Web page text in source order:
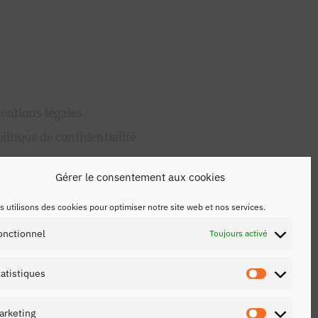
Gérer le consentement aux cookies
utilisons des cookies pour optimiser notre site web et nos services.
Toujours activé